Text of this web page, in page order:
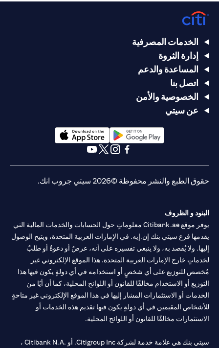
الخدمات المصرفية
إدارة الثروة
المساعدة والدعم
اتصل بنا
الخصوصية والأمن
عن سيتي
(opens in a new tab)
حقوق الطبع والنشر محفوظة ©2026 سيتي جروب انك.
البنود و الظروف
يوفر موقع Citibank.ae معلوماتٍ حول الحسابات والخدمات المالية التي
يقدمها فرع سيتي بنك إن.إيه. في الإمارات العربية المتحدة، ويتيح الوصول
إليها. ولا يُقصد به، ولا ينبغي تفسيره على أنه، عرضٌ أو دعوةٌ أو طلبٌ
لخدماتٍ خارج الإمارات العربية المتحدة. هذا الموقع الإلكتروني غير
مُخصص للتوزيع على أي شخصٍ أو استخدامه في أي دولةٍ يكون فيها هذا
التوزيع أو الاستخدام مخالفًا للقانون أو اللوائح المحلية، كما أن أيًا من
الخدمات أو الاستثمارات المشار إليها في هذا الموقع الإلكتروني غير متاحةٍ
للأشخاص المقيمين في أي دولةٍ يكون فيها تقديم هذه الخدمات أو
الاستثمارات مخالفًا للقانون أو اللوائح المحلية.
سيتي بنك هي علامة خدمة لشركة Citigroup Inc. أو .Citibank N.A ،